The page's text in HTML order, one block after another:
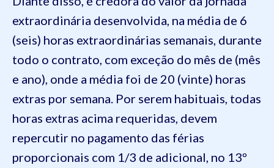
extraordinária desenvolvida, na média de 6
(seis) horas extraordinárias semanais, durante
todo o contrato, com exceção do mês de (mês
e ano), onde a média foi de 20 (vinte) horas
extras por semana. Por serem habituais, todas
horas extras acima requeridas, devem
repercutir no pagamento das férias
proporcionais com 1/3 de adicional, no 13º